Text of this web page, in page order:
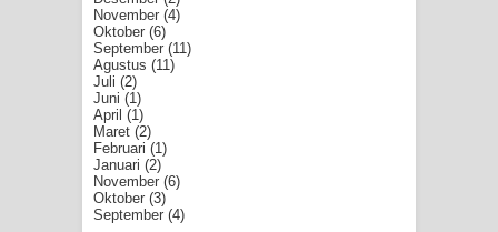
November (4)
Oktober (6)
September (11)
Agustus (11)
Juli (2)
Juni (1)
April (1)
Maret (2)
Februari (1)
Januari (2)
November (6)
Oktober (3)
September (4)